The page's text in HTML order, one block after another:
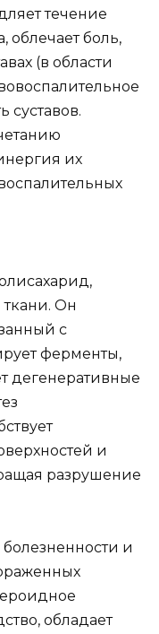
течение
облечает боль,
(в области
суставов.
их
Он
с
ферменты,
дегенеративные
и
разрушение
и
обладает